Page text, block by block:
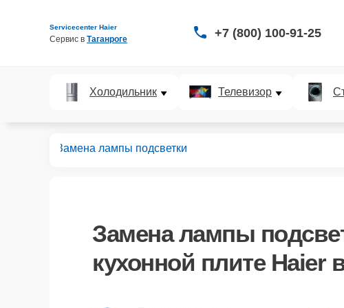
Servicecenter Haier
Сервис в Таганроге +7 (800) 100-91-25
Холодильник Телевизор
Замена лампы подсветки
Замена лампы
кухонной плите Haier